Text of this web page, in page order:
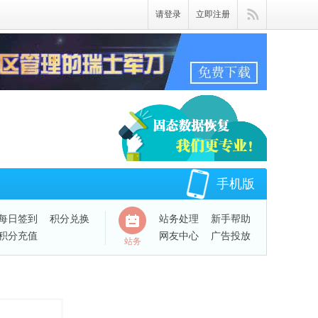
请登录 立即注册
手机版
日签到
积分兑换
分充值
绑定账号
站务
站务处理
新手帮助
网友中心
广告投放